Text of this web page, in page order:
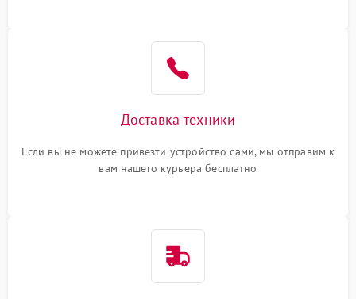
Доставка техники
Если вы не можете привезти устройство сами, мы отправим к
вам нашего курьера бесплатно